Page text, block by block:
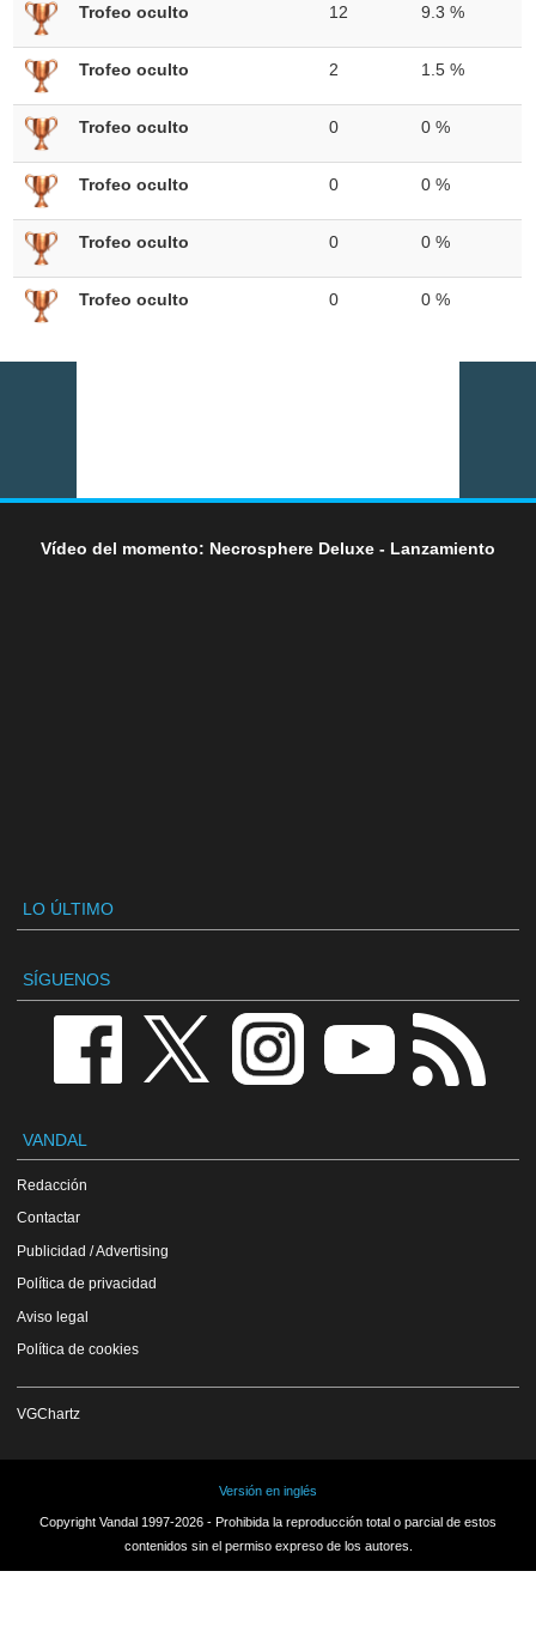
Trofeo oculto 12 9.3 %
Trofeo oculto 2 1.5 %
Trofeo oculto 0 0 %
Trofeo oculto 0 0 %
Trofeo oculto 0 0 %
Trofeo oculto 0 0 %
Vídeo del momento: Necrosphere Deluxe - Lanzamiento
LO ÚLTIMO
SÍGUENOS
VANDAL
Redacción
Contactar
Publicidad / Advertising
Política de privacidad
Aviso legal
Política de cookies
VGChartz
Versión en inglés
Copyright Vandal 1997-2026 - Prohibida la reproducción total o parcial de estos
contenidos sin el permiso expreso de los autores.